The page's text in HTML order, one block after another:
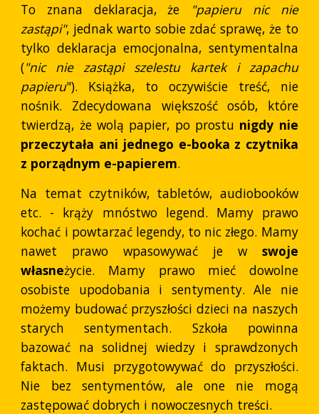
To znana deklaracja, że
"papieru nic nie
zastąpi", jednak warto sobie zdać sprawę, że to
tylko deklaracja emocjonalna, sentymentalna
("nic nie zastąpi szelestu kartek i zapachu
papieru"). Książka, to oczywiście treść, nie
nośnik. Zdecydowana większość osób, które
twierdzą, że wolą papier, po prostu nigdy nie
przeczytała ani jednego e-booka z czytnika
z porządnym e-papierem.
Na temat czytników, tabletów, audiobooków
etc. - krąży mnóstwo legend. Mamy prawo
kochać i powtarzać legendy, to nic złego. Mamy
nawet prawo wpasowywać je w swoje
własneżycie. Mamy prawo mieć dowolne
osobiste upodobania i sentymenty. Ale nie
możemy budować przyszłości dzieci na naszych
starych sentymentach. Szkoła powinna
bazować na solidnej wiedzy i sprawdzonych
faktach. Musi przygotowywać do przyszłości.
Nie bez sentymentów, ale one nie mogą
zastępować dobrych i nowoczesnych treści.